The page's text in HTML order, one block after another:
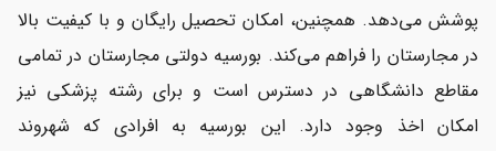
پوشش می‌دهد. همچنین، امکان تحصیل رایگان و با کیفیت بالا
در مجارستان را فراهم می‌کند. بورسیه دولتی مجارستان در تمامی
مقاطع دانشگاهی در دسترس است و برای رشته پزشکی نیز
امکان اخذ وجود دارد. این بورسیه به افرادی که شهروند